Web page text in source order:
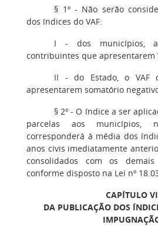
§ 1º - Não serão
dos índices do VAF:
I - dos municípios,
contribuintes que apresentarem
II - do Estado, o VAF
apresentarem somatório
§ 2º - O índice a ser
parcelas aos municípios,
corresponderá à média dos
anos civis imediatamente
consolidados com os
conforme disposto na Lei nº
CAPÍTULO VI
DA PUBLICAÇÃO DOS